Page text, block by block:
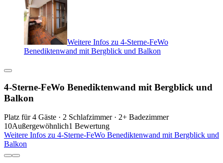
Weitere Infos zu 4-Sterne-FeWo
Benediktenwand mit Bergblick und Balkon
4-Sterne-FeWo Benediktenwand mit Bergblick und
Balkon
Platz für 4 Gäste · 2 Schlafzimmer · 2+ Badezimmer
10Außergewöhnlich1 Bewertung
Weitere Infos zu 4-Sterne-FeWo Benediktenwand mit Bergblick und
Balkon